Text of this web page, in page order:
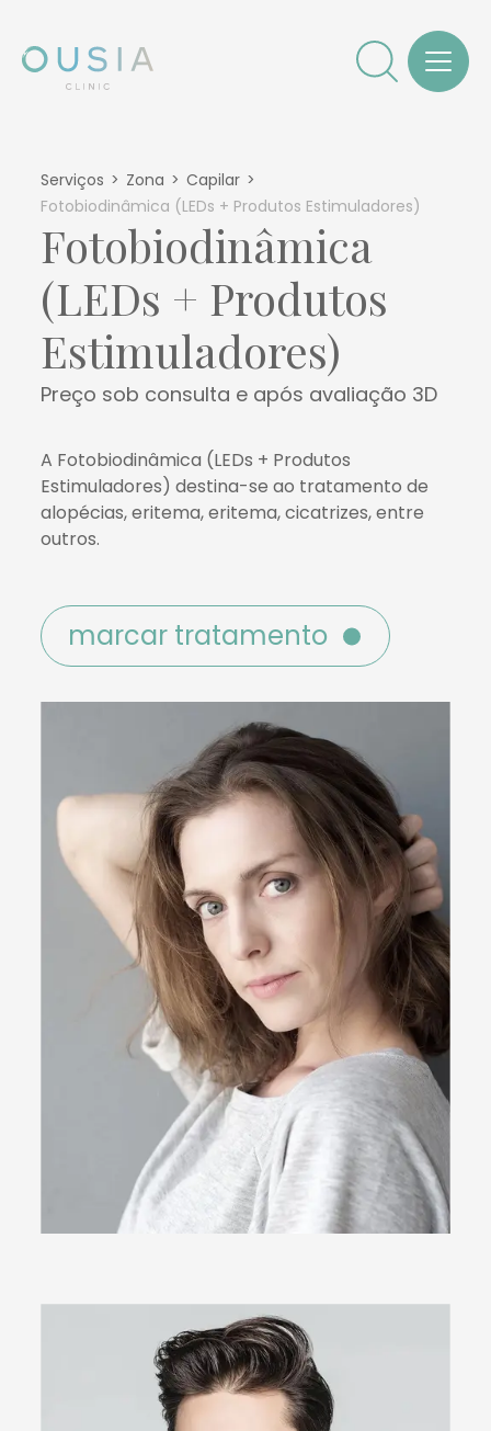
Serviços Zona
Capilar
Fotobiodinâmica (LEDs + Produtos Estimuladores)
Fotobiodinâmica
(LEDs + Produtos
Estimuladores)
Preço sob consulta e após avaliação 3D
A Fotobiodinâmica (LEDs + Produtos
Estimuladores) destina-se ao tratamento de
alopécias, eritema, eritema, cicatrizes, entre
outros.
marcar tratamento